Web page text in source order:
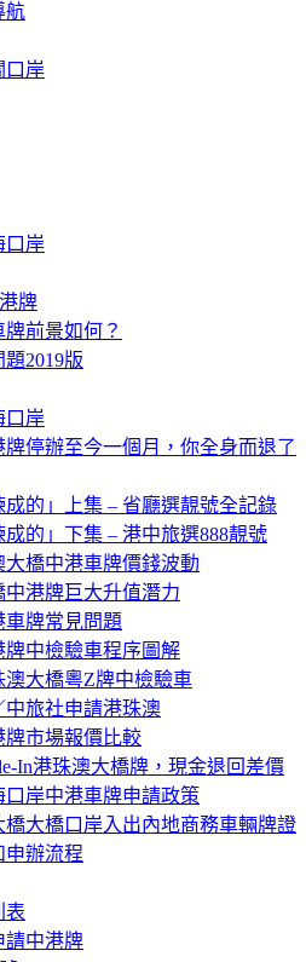
航
口岸
口岸
牌
前景如何？
2019版
口岸
停辦至今一個月，你全身而退了
成的」上集 – 省廳選靚號全記錄
成的」下集 – 港中旅選888靚號
橋中港車牌價錢波動
港牌巨大升值潛力
牌常見問題
中檢驗車程序圖解
澳大橋粵Z牌中檢驗車
旅社申請港珠澳
市場報價比較
In港珠澳大橋牌，現金退回差價
岸中港車牌申請政策
大橋口岸入出內地商務車輛牌證
申辦流程
表
請中港牌